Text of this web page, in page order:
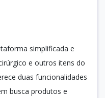
simplificada e
e outros itens do
duas funcionalidades
busca produtos e